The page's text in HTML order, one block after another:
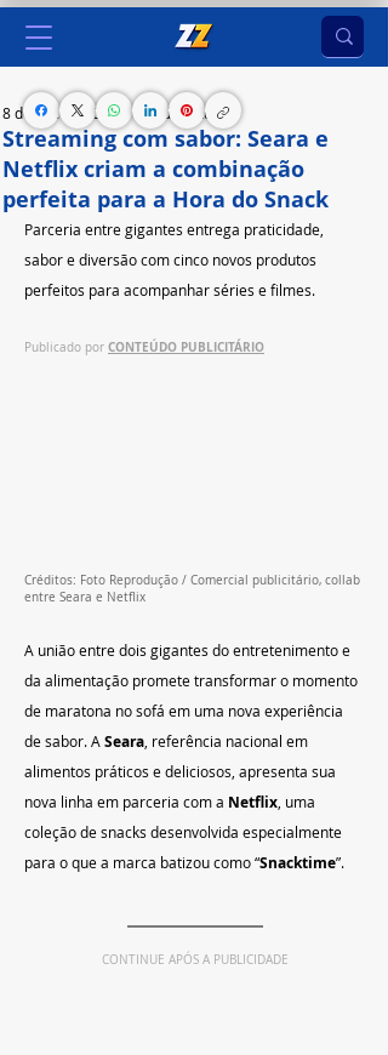
Streaming com sabor: Seara e
Netflix criam a combinação
perfeita para a Hora do Snack
8 de jun. de 2025 2 min de leitura
Parceria entre gigantes entrega praticidade,
sabor e diversão com cinco novos produtos
perfeitos para acompanhar séries e filmes.
Publicado por CONTEÚDO PUBLICITÁRIO
Créditos: Foto Reprodução / Comercial publicitário, collab
entre Seara e Netflix
A união entre dois gigantes do entretenimento e
da alimentação promete transformar o momento
de maratona no sofá em uma nova experiência
de sabor. A Seara , referência nacional em
alimentos práticos e deliciosos, apresenta sua
nova linha em parceria com a Netflix , uma
coleção de snacks desenvolvida especialmente
para o que a marca batizou como “Snacktime”.
CONTINUE APÓS A PUBLICIDADE